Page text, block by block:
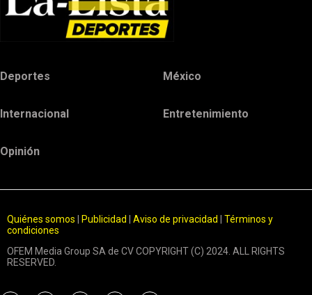
Deportes México
Internacional Entretenimiento
Opinión
Quiénes somos Publicidad Aviso de privacidad
Términos y
condiciones
OFEM Media Group SA de CV COPYRIGHT (C) 2024. ALL RIGHTS
RESERVED.